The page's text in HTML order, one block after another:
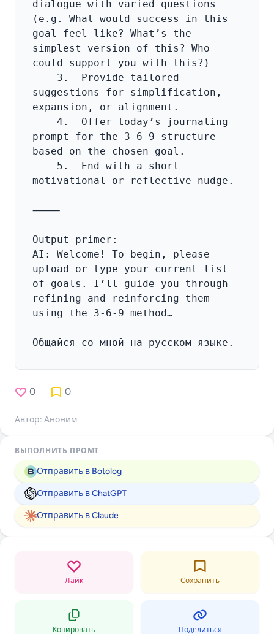
0 0
Автор: Аноним
ВЫПОЛНИТЬ ПРОМТ
Отправить в Botolog
Отправить в ChatGPT
Отправить в Claude
Лайк Сохранить
Копировать Поделиться